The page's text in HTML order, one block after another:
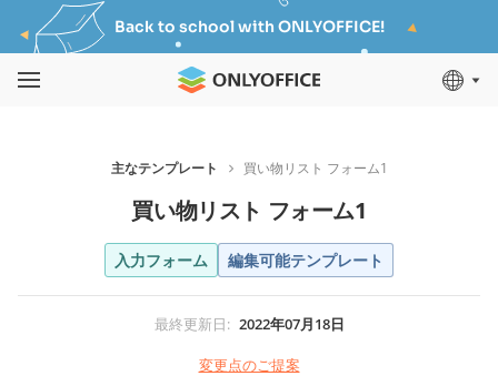
Back to school with ONLYOFFICE!
主なテンプレート 買い物リスト フォーム1
買い物リスト フォーム1
入力フォーム 編集可能テンプレート
最終更新日: 2022年07月18日
変更点のご提案